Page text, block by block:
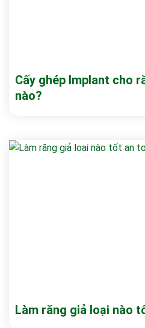
Cấy ghép Implant cho
nào?
Làm răng giả loại nào